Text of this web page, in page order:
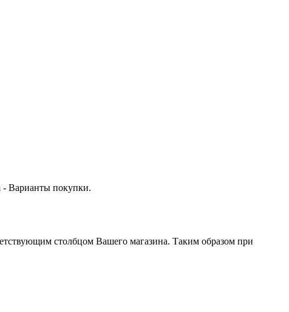
- Варианты покупки.
столбцом Вашего магазина. Таким образом при